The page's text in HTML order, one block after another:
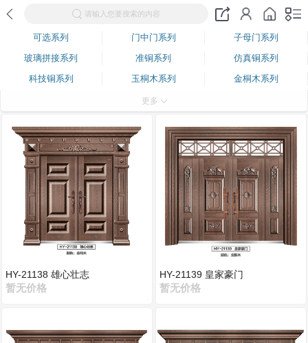
请输入您要搜索的内容
可选系列 门中门系列
子母门系列
玻璃拼接系列
准铜系列
仿真铜系列
科技铜系列
玉桐木系列
金桐木系列
玉雕木纹系列
金丝红木系列
金丝楠木系列
古船木系列
中国红系列
门芯拼接系列
小花型系列
超高花型系列
拼花板系列
花件拼接门系列
拼框花件门系列
面包拼接门
模压半卡仿铸铝系列
拼框拼接门系列
镶嵌铸铝板系列
仿铸铝卡门系列
铝卡门系列
防爆铸铝系列
更多
HY-21138 雄心壮志
暂无价格
HY-21139 皇家豪门
暂无价格